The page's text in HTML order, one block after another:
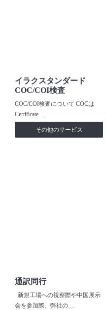
イラクスタンダード
COC/COI検査
COC/COI検査について COCは
Certificate …
その他のサービス
通訳同行
新規工場への視察際や中国展示
会を参加際、弊社の…